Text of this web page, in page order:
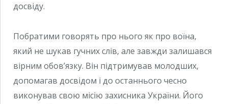
досвіду.
Побратими говорять про нього як про воїна,
який не шукав гучних слів, але завжди залишався
вірним обов’язку. Він підтримував молодших,
допомагав досвідом і до останнього чесно
виконував свою місію захисника України. Його